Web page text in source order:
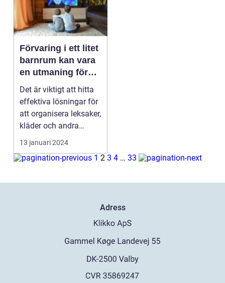
Förvaring i ett litet
barnrum kan vara
en utmaning för
många föräldrar
Det är viktigt att hitta
effektiva lösningar för
att organisera leksaker,
kläder och andra
föremål p...
13 januari 2024
1 2 3 4 … 33
Adress